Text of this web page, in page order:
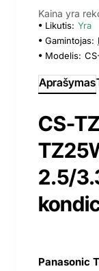
Kaina yra
Likutis: Yra
Gamintojas:
Modelis:
Aprašymas
CS-
2.5/
Panasonic